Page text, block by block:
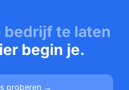
bedrijf te laten
begin je.
proberen →